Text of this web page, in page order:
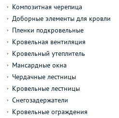
Композитная черепица
Доборные элементы для кровли
Пленки подкровельные
Кровельная вентиляция
Кровельный утеплитель
Мансардные окна
Чердачные лестницы
Кровельные лестницы
Снегозадержатели
Кровельные ограждения